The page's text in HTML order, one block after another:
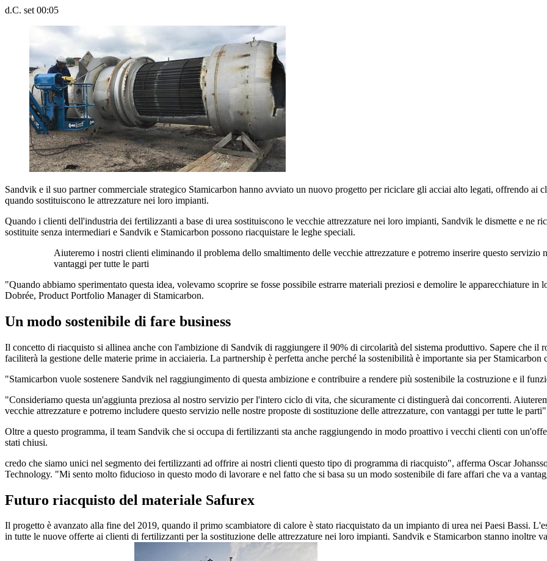
d.C. set 00:05
Sandvik e il suo partner commerciale strategico Stamicarbon hanno avviato un nuovo progetto per riciclare gli acciai alto legati, offrendo ai
quando sostituiscono le attrezzature nei loro impianti.
Quando i clienti dell'industria dei fertilizzanti a base di urea sostituiscono le vecchie attrezzature nei loro impianti, Sandvik le dismette e ne
sostituite senza intermediari e Sandvik e Stamicarbon possono riacquistare le leghe speciali.
Aiuteremo i nostri clienti eliminando il problema dello smaltimento delle vecchie attrezzature e potremo inserire questo servizio
vantaggi per tutte le parti
"Quando abbiamo sperimentato questa idea, volevamo scoprire se fosse possibile estrarre materiali preziosi e demolire le apparecchiature
Dobrée, Product Portfolio Manager di Stamicarbon.
Un modo sostenibile di fare business
Il concetto di riacquisto si allinea anche con l'ambizione di Sandvik di raggiungere il 90% di circolarità del sistema produttivo. Sapere che il
faciliterà la gestione delle materie prime in acciaieria. La partnership è perfetta anche perché la sostenibilità è importante sia per Stamicarbon
"Stamicarbon vuole sostenere Sandvik nel raggiungimento di questa ambizione e contribuire a rendere più sostenibile la costruzione e il
"Consideriamo questa un'aggiunta preziosa al nostro servizio per l'intero ciclo di vita, che sicuramente ci distinguerà dai concorrenti.
vecchie attrezzature e potremo includere questo servizio nelle nostre proposte di sostituzione delle attrezzature, con vantaggi per tutte le
Oltre a questo programma, il team Sandvik che si occupa di fertilizzanti sta anche raggiungendo in modo proattivo i vecchi clienti con
stati chiusi.
credo che siamo unici nel segmento dei fertilizzanti ad offrire ai nostri clienti questo tipo di programma di riacquisto", afferma Oscar
Technology. "Mi sento molto fiducioso in questo modo di lavorare e nel fatto che si basa su un modo sostenibile di fare affari che va a
Futuro riacquisto del materiale Safurex
Il progetto è avanzato alla fine del 2019, quando il primo scambiatore di calore è stato riacquistato da un impianto di urea nei Paesi Bassi.
in tutte le nuove offerte ai clienti di fertilizzanti per la sostituzione delle attrezzature nei loro impianti. Sandvik e Stamicarbon stanno inoltre